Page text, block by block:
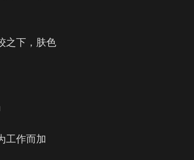
之下，肤色
工作而加